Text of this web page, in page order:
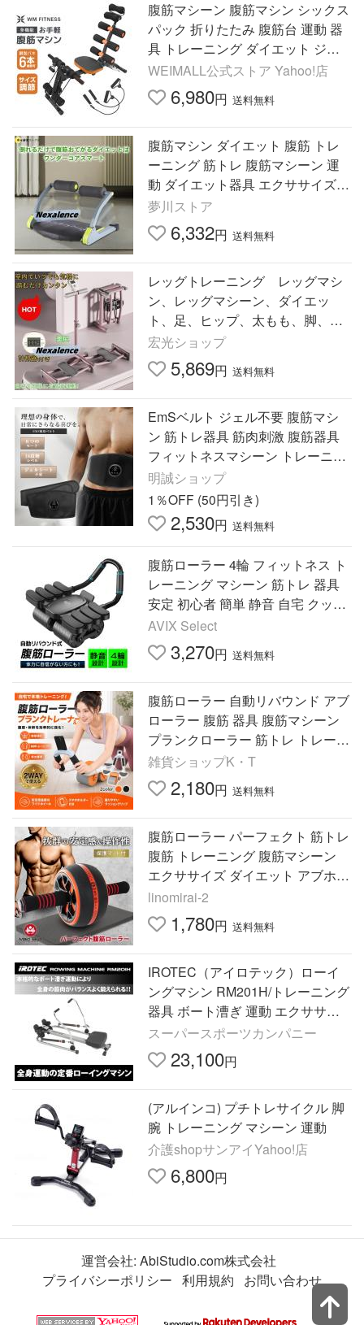
腹筋マシーン 腹筋マシン シックス
パック 折りたたみ 腹筋台 運動 器
具 トレーニング ダイエット ジム
トレーニングベンチ 腹筋 お腹痩せ
お腹 WEIMALL
WEIMALL公式ストア Yahoo!店
6,980円 送料無料
腹筋マシン ダイエット 腹筋 トレ
ーニング 筋トレ 腹筋マシーン 運
動 ダイエット器具 エクササイズ
腹筋トレーニング ながら運動 簡単
夢川ストア
6,332円 送料無料
レッグトレーニング レッグマシ
ン、レッグマシーン、ダイエッ
ト、足、ヒップ、太もも、脚、
尻、腹筋、ステッパー、目指せ美
レッグ、マジック（魔法）のよう
にみ
宏光ショップ
5,869円 送料無料
EmSベルト ジェル不要 腹筋マシ
ン 筋トレ器具 筋肉刺激 腹筋器具
フィットネスマシーン トレーニン
グベルト スリミングベルト 【PL
保険加入済み製品・安心】
明誠ショップ
1％OFF (50円引き)
2,530円 送料無料
腹筋ローラー 4輪 フィットネス ト
レーニング マシーン 筋トレ 器具
安定 初心者 簡単 静音 自宅 クッシ
ョン 自動リバウンド
AVIX Select
3,270円 送料無料
腹筋ローラー 自動リバウンド アブ
ローラー 腹筋 器具 腹筋マシーン
プランクローラー 筋トレ トレーニ
ングマシン 初心者 静音 安定 肘サ
ポート ダイエット器具
雑貨ショップK・T
2,180円 送料無料
腹筋ローラー パーフェクト 筋トレ
腹筋 トレーニング 腹筋マシーン
エクササイズ ダイエット アブホイ
ール 静音 アブローラー 爆買
linomirai-2
1,780円 送料無料
IROTEC（アイロテック）ローイ
ングマシン RM201H/トレーニング
器具 ボート漕ぎ 運動 エクササイ
ズ 有酸素運動 トレーニングマシン
筋トレ 筋トレ器具
スーパースポーツカンパニー
23,100円
(アルインコ) プチトレサイクル 脚
腕 トレーニング マシーン 運動
介護shopサンアイYahoo!店
6,800円
運営会社: AbiStudio.com株式会社
プライバシーポリシー 利用規約 お問い合わせ